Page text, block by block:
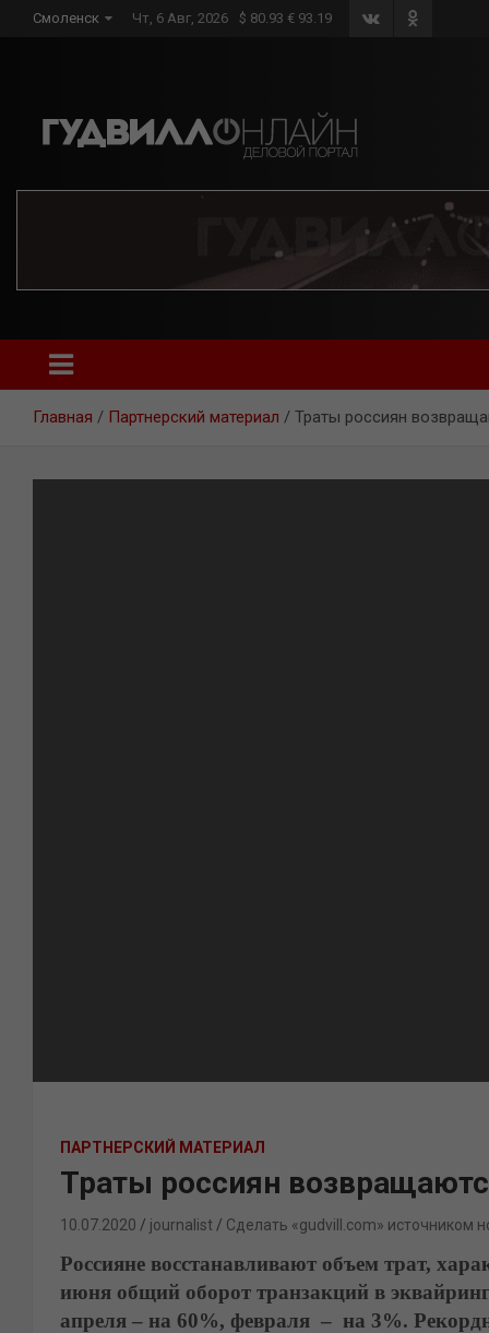
Смоленск Чт, 6 Авг, 2026 $ 80.93 € 93.19
Главная Партнерский материал Траты россиян
ПАРТНЕРСКИЙ МАТЕРИАЛ
Траты россиян
10.07.2020 journalist Сделать «gudvill.com» источником
Россияне восстанавливают объем трат,
июня общий оборот транзакций в
апреля – на 60%, февраля – на 3%.